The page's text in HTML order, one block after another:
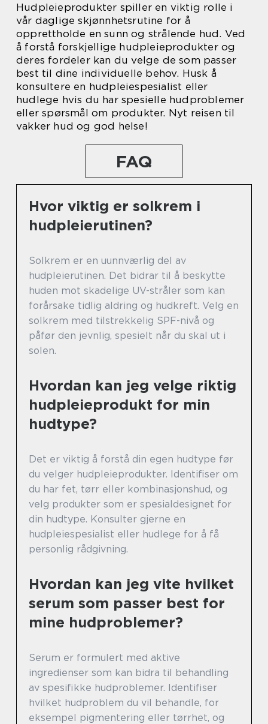
Hudpleieprodukter spiller en viktig rolle i
vår daglige skjønnhetsrutine for å
opprettholde en sunn og strålende hud. Ved
å forstå forskjellige hudpleieprodukter og
deres fordeler kan du velge de som passer
best til dine individuelle behov. Husk å
konsultere en hudpleiespesialist eller
hudlege hvis du har spesielle hudproblemer
eller spørsmål om produkter. Nyt reisen til
vakker hud og god helse!
FAQ
Hvor viktig er solkrem i
hudpleierutinen?
Solkrem er en uunnværlig del av
hudpleierutinen. Det bidrar til å beskytte
huden mot skadelige UV-stråler som kan
forårsake tidlig aldring og hudkreft. Velg en
solkrem med tilstrekkelig SPF-nivå og
påfør den jevnlig, spesielt når du skal ut i
solen.
Hvordan kan jeg velge riktig
hudpleieprodukt for min
hudtype?
Det er viktig å forstå din egen hudtype før
du velger hudpleieprodukter. Identifiser om
du har fet, tørr eller kombinasjonshud, og
velg produkter som er spesialdesignet for
din hudtype. Konsulter gjerne en
hudpleiespesialist eller hudlege for å få
personlig rådgivning.
Hvordan kan jeg vite hvilket
serum som passer best for
mine hudproblemer?
Serum er formulert med aktive
ingredienser som kan bidra til behandling
av spesifikke hudproblemer. Identifiser
hvilket hudproblem du vil behandle, for
eksempel pigmentering eller tørrhet, og